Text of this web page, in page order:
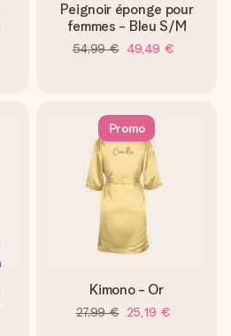
Peignoir éponge pour
femmes - Bleu S/M
54,99 € 49,49 €
Promo
Kimono - Or
27,99 € 25,19 €